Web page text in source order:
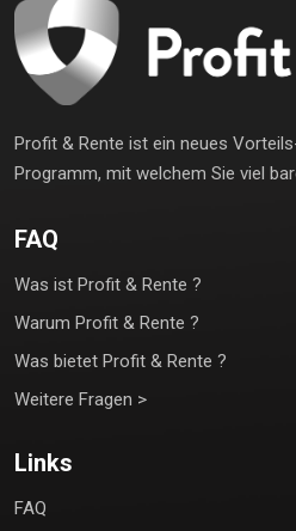
Profit & Rente ist ein neues
Programm, mit welchem Sie viel
FAQ
Was ist Profit & Rente ?
Warum Profit & Rente ?
Was bietet Profit & Rente ?
Weitere Fragen >
Links
FAQ